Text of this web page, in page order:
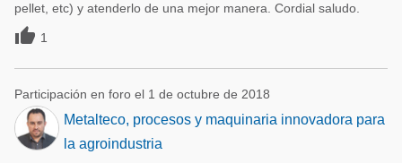
pellet, etc) y atenderlo de una mejor manera. Cordial saludo.
 1
Participación en foro el 1 de octubre de 2018
Metalteco, procesos y maquinaria innovadora para
la agroindustria